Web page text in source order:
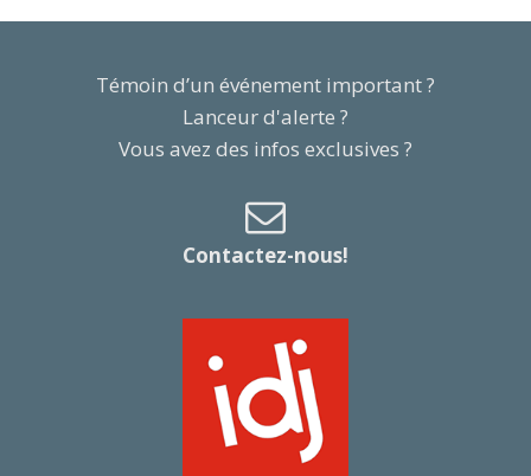
Témoin d’un événement important ?
Lanceur d'alerte ?
Vous avez des infos exclusives ?
Contactez-nous!